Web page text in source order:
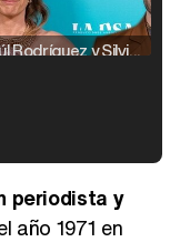
Raúl Rodríguez y Silvia Taulés nos cuentan su papel en 'La familia de la tele'
periodista y
año 1971 en